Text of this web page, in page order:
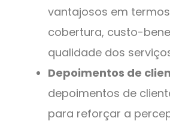
vantajosos em
cobertura, custo-
qualidade dos
Depoimentos de
depoimentos de
para reforçar a